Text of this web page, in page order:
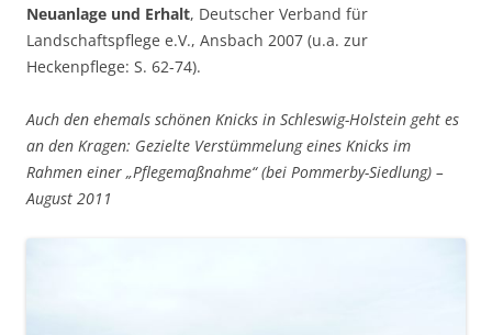
Neuanlage und Erhalt, Deutscher Verband für
Landschaftspflege e.V., Ansbach 2007 (u.a. zur
Heckenpflege: S. 62-74).
Auch den ehemals schönen Knicks in Schleswig-Holstein geht es
an den Kragen: Gezielte Verstümmelung eines Knicks im
Rahmen einer „Pflegemaßnahme“ (bei Pommerby-Siedlung) –
August 2011